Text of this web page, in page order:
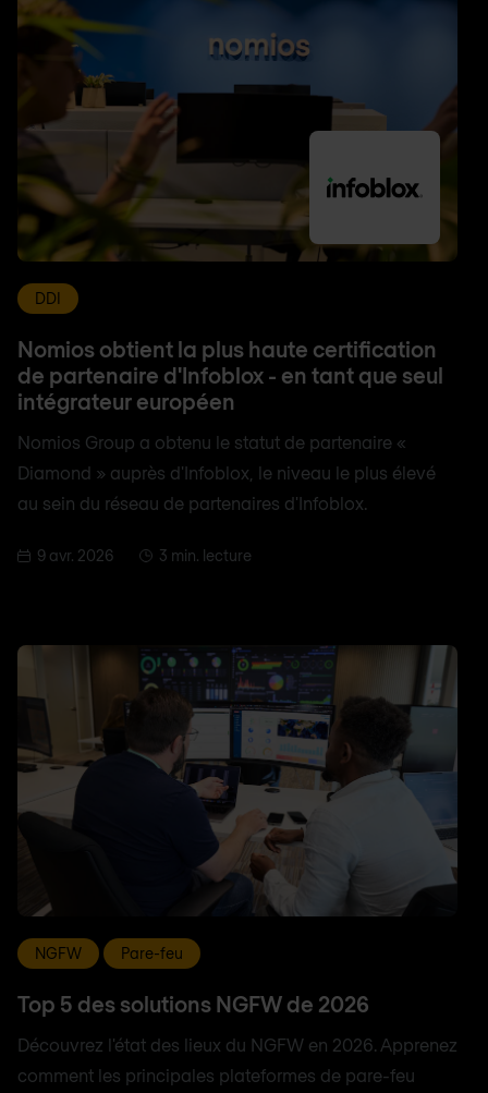
DDI
Nomios obtient la plus haute certification
de partenaire d'Infoblox - en tant que seul
intégrateur européen
Nomios Group a obtenu le statut de partenaire «
Diamond » auprès d'Infoblox, le niveau le plus élevé
au sein du réseau de partenaires d'Infoblox.
9 avr. 2026 3 min. lecture
NGFW Pare-feu
Top 5 des solutions NGFW de 2026
Découvrez l'état des lieux du NGFW en 2026. Apprenez
comment les principales plateformes de pare-feu